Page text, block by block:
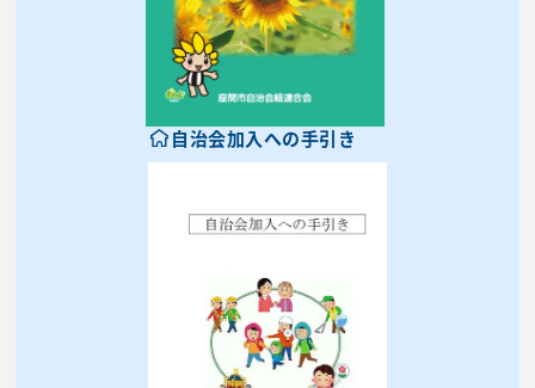
自治会加入への手引き